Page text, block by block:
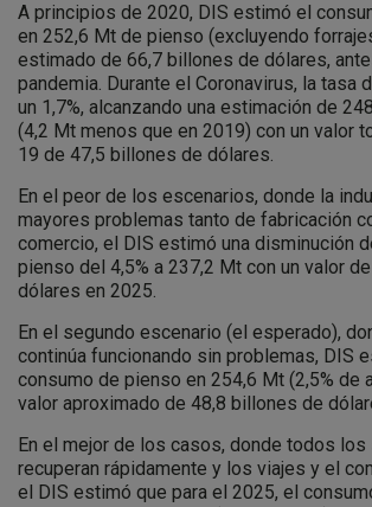
A principios de 2020, DIS estimó el
en 252,6 Mt de pienso (excluyendo
estimado de 66,7 billones de dólares,
pandemia. Durante el Coronavirus, la tasa
un 1,7%, alcanzando una estimación de
(4,2 Mt menos que en 2019) con un valor
19 de 47,5 billones de dólares.
En el peor de los escenarios, donde la
mayores problemas tanto de fabricación
comercio, el DIS estimó una disminución
pienso del 4,5% a 237,2 Mt con un valor
dólares en 2025.
En el segundo escenario (el esperado),
continúa funcionando sin problemas, DIS
consumo de pienso en 254,6 Mt (2,5% de
valor aproximado de 48,8 billones de
En el mejor de los casos, donde todos
recuperan rápidamente y los viajes y el
el DIS estimó que para el 2025, el